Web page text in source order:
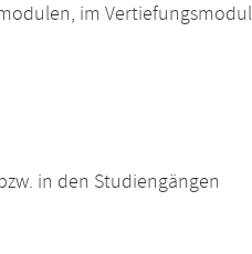
im
in den Studiengängen